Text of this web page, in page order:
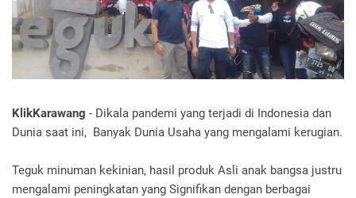
KlikKarawang - Dikala pandemi yang terjadi di Indonesia dan
Dunia saat ini, Banyak Dunia Usaha yang mengalami kerugian.
Teguk minuman kekinian, hasil produk Asli anak bangsa justru
mengalami peningkatan yang Signifikan dengan berbagai